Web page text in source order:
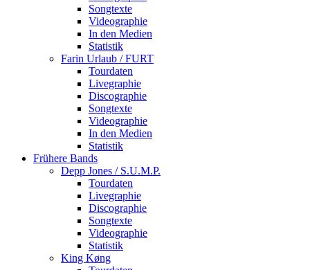
Songtexte
Videographie
In den Medien
Statistik
Farin Urlaub / FURT
Tourdaten
Livegraphie
Discographie
Songtexte
Videographie
In den Medien
Statistik
Frühere Bands
Depp Jones / S.U.M.P.
Tourdaten
Livegraphie
Discographie
Songtexte
Videographie
Statistik
King Køng